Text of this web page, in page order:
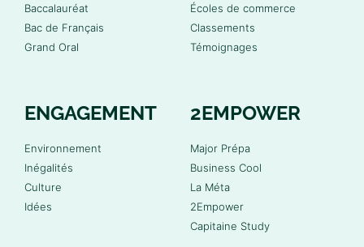
Baccalauréat
Bac de Français
Grand Oral
Écoles de commerce
Classements
Témoignages
ENGAGEMENT
Environnement
Inégalités
Culture
Idées
2EMPOWER
Major Prépa
Business Cool
La Méta
2Empower
Capitaine Study